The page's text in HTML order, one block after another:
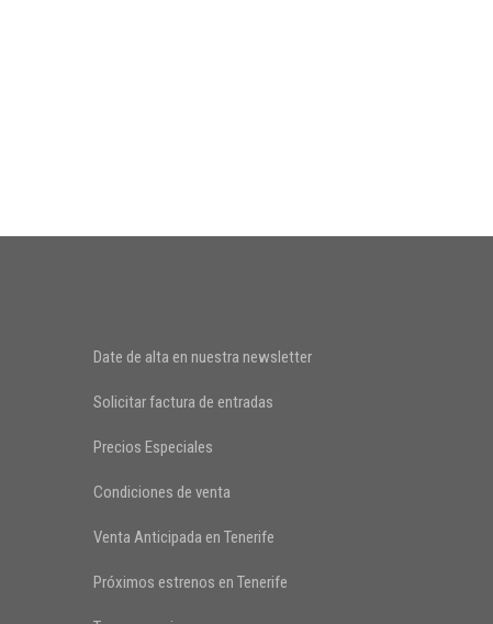
Date de alta en nuestra newsletter
Solicitar factura de entradas
Precios Especiales
Condiciones de venta
Venta Anticipada en Tenerife
Próximos estrenos en Tenerife